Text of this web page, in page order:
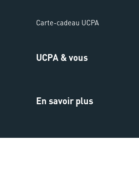
Carte-cadeau UCPA
UCPA & vous
En savoir plus